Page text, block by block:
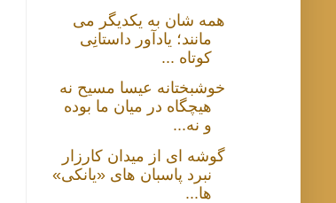
همه شان به یکدیگر می
مانند؛ یادآور داستانِی
کوتاه ...
خوشبختانه عیسا مسیح نه
هیچگاه در میان ما بوده
و نه...
گوشه ای از میدان کارزار
نبرد پاسبان های «یانکی»
ها...